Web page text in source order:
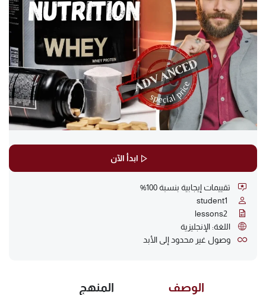
الوصف
المنهج
ابدأ الآن
تقييمات إيجابية بنسبة 100%
1
student
2
lessons
اللغة: الإنجليزية
وصول غير محدود إلى الأبد